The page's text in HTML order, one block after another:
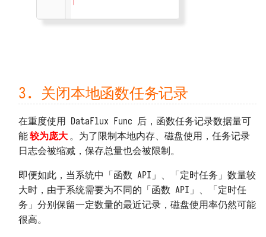
3. 关闭本地函数任务记录
在重度使用 DataFlux Func 后，函数任务记录数据量可
能较为庞大 。为了限制本地内存、磁盘使用，任务记录
日志会被缩减，保存总量也会被限制。
即便如此，当系统中「函数 API」、「定时任务」数量较
大时，由于系统需要为不同的「函数 API」、「定时任
务」分别保留一定数量的最近记录，磁盘使用率仍然可能
很高。